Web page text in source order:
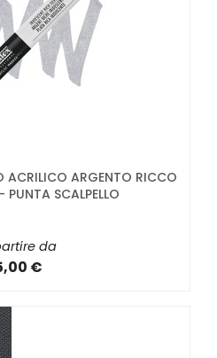
ACRILICO ARGENTO RICCO
PUNTA SCALPELLO
da
€